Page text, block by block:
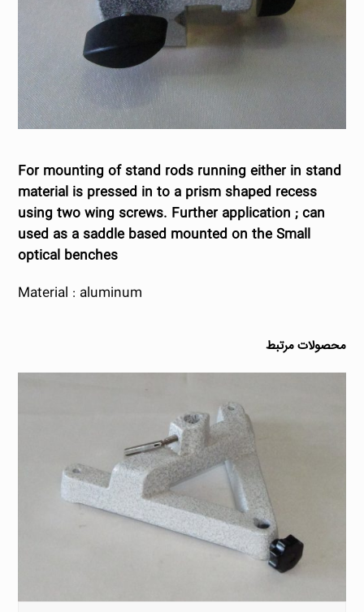
For mounting of stand rods running either in stand
material is pressed in to a prism shaped recess
using two wing screws. Further application ; can
used as a saddle based mounted on the Small
optical benches
Material : aluminum
محصولات مرتبط